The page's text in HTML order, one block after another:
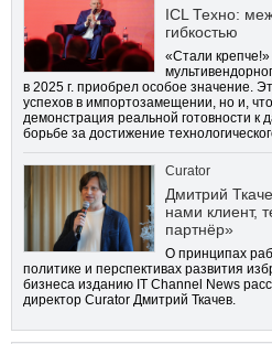
ICL Техно:
гибкостью
«Стали
в 2025 г. приобрел особое значение.
успехов в импортозамещении, но и,
демонстрация реальной готовности
борьбе за достижение
Curator
Дмитрий
нами клиент,
партнёр»
О принципах
политике и перспективах развития
бизнеса изданию IT Channel News
директор Curator Дмитрий Ткачев.